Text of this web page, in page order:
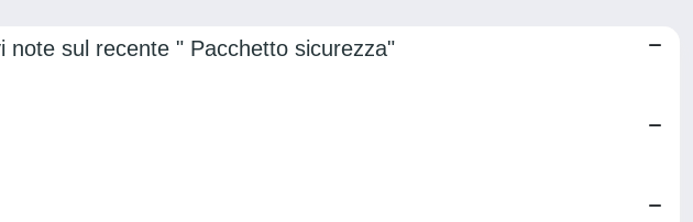
note sul recente " Pacchetto sicurezza"